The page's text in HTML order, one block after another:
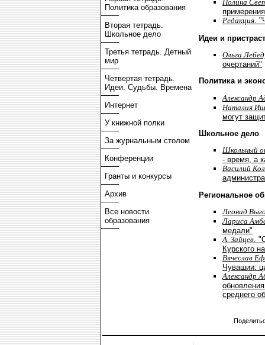
Политика образования
Вторая тетрадь.
Школьное дело
Третья тетрадь. Детный
мир
Четвертая тетрадь.
Идеи. Судьбы. Времена
Интернет
У книжной полки
За журнальным столом
Конференции
Гранты и конкурсы
Архив
Все новости
образования
Полина
Редакция.
Идеи и
Ольга
очертаний"
Политика и
Александр
Наталия
могут
Школьное дело
Школьный
- время, а
Василий
Региональное
Леонид
Лариса
медали"
А. Зайцев .
Курского
Вячеслав
Чувашии:
Александр
среднего